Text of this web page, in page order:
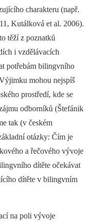
charakteru (např.
Kutálková et al. 2006).
těží z poznatků
i vzdělávacích
potřebám bilingvního
mohou nejspíš
prostředí, kde se
odborníků (Štefánik
tak (v českém
otázky: Čím je
a řečového vývoje
dítěte očekávat
dítěte v bilingvním
na poli vývoje